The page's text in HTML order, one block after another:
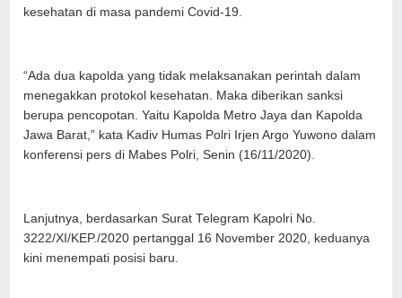
kesehatan di masa pandemi Covid-19.
“Ada dua kapolda yang tidak melaksanakan perintah dalam
menegakkan protokol kesehatan. Maka diberikan sanksi
berupa pencopotan. Yaitu Kapolda Metro Jaya dan Kapolda
Jawa Barat,” kata Kadiv Humas Polri Irjen Argo Yuwono dalam
konferensi pers di Mabes Polri, Senin (16/11/2020).
Lanjutnya, berdasarkan Surat Telegram Kapolri No.
3222/XI/KEP./2020 pertanggal 16 November 2020, keduanya
kini menempati posisi baru.